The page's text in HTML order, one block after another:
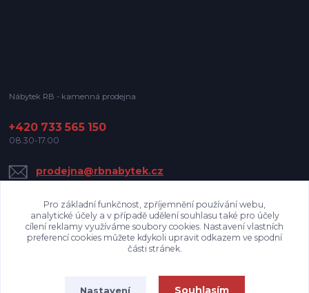
Nábytek RB - kamenná prodejna
+420 733 565 150
08.30-17.00
prodejna@rbnabytek.cz
Upravit sběr cookies.
Pro základní funkčnost, zpříjemnění používání webu,
analytické účely a v případě udělení souhlasu také pro účely
cílení reklamy využíváme soubory cookies. Nastavení vlastních
preferencí cookies můžete kdykoli upravit odkazem ve spodní
části stránek.
Nastavení Souhlasím